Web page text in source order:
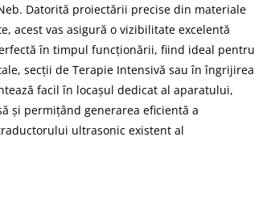
Datorită proiectării precise din materiale
acest vas asigură o vizibilitate excelentă
în timpul funcționării, fiind ideal pentru
secții de Terapie Intensivă sau în îngrijirea
facil în locașul dedicat al aparatului,
și permițând generarea eficientă a
ultrasonic existent al